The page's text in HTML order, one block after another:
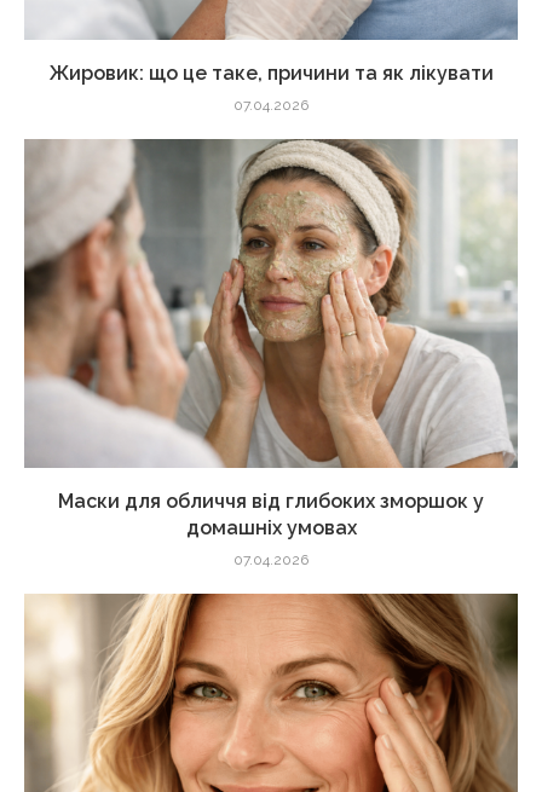
Жировик: що це таке, причини та як лікувати
07.04.2026
Маски для обличчя від глибоких зморшок у
домашніх умовах
07.04.2026